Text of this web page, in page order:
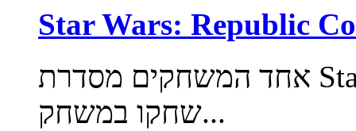
אחד המשחקים מסדרת Star Wars המהוללת וזוכת הפרסים.
שחקו במשחק...